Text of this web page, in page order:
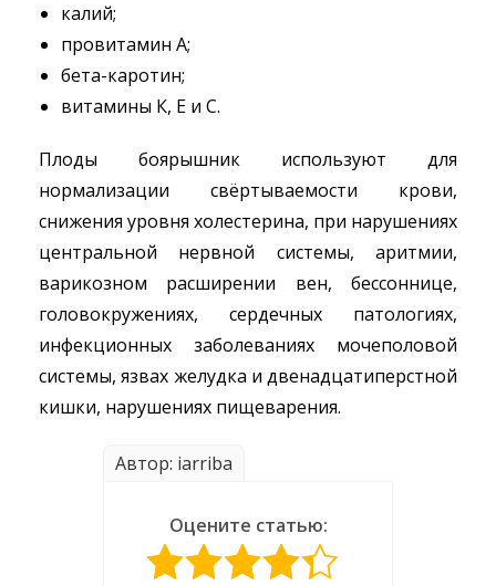
калий;
провитамин А;
бета-каротин;
витамины К, Е и С.
Плоды боярышник используют для
нормализации свёртываемости крови,
снижения уровня холестерина, при нарушениях
центральной нервной системы, аритмии,
варикозном расширении вен, бессоннице,
головокружениях, сердечных патологиях,
инфекционных заболеваниях мочеполовой
системы, язвах желудка и двенадцатиперстной
кишки, нарушениях пищеварения.
Автор: iarriba
Оцените статью: